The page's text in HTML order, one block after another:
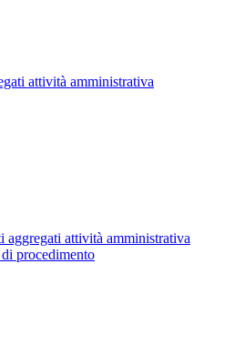
attività amministrativa
aggregati attività amministrativa
procedimento